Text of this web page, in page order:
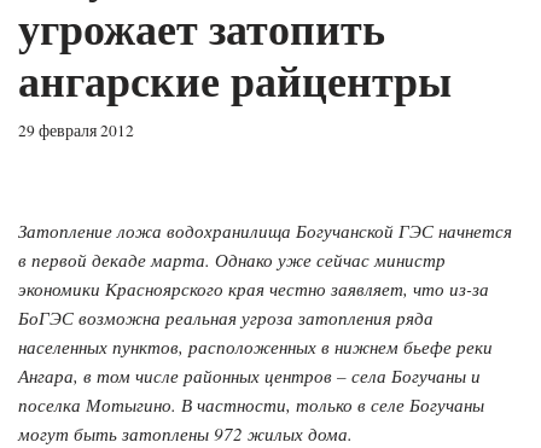
угрожает затопить
ангарские райцентры
29 февраля 2012
Затопление ложа водохранилища Богучанской ГЭС начнется
в первой декаде марта. Однако уже сейчас министр
экономики Красноярского края честно заявляет, что из-за
БоГЭС возможна реальная угроза затопления ряда
населенных пунктов, расположенных в нижнем бьефе реки
Ангара, в том числе районных центров – села Богучаны и
поселка Мотыгино. В частности, только в селе Богучаны
могут быть затоплены 972 жилых дома.